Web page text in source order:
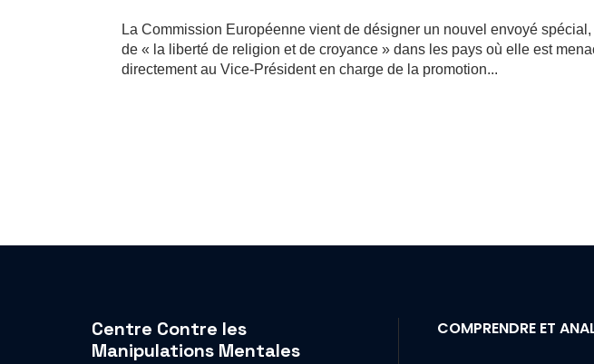
La Commission Européenne vient de désigner un nouvel envoyé
de « la liberté de religion et de croyance » dans les pays où elle est
directement au Vice-Président en charge de la promotion...
Centre Contre les
Manipulations Mentales
COMPRENDRE ET